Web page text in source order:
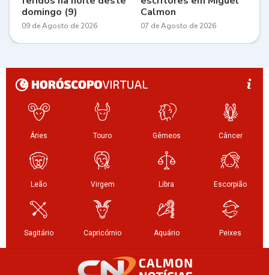
domingo (9)
09 de Agosto de 2026
Calmon
07 de Agosto de 2026